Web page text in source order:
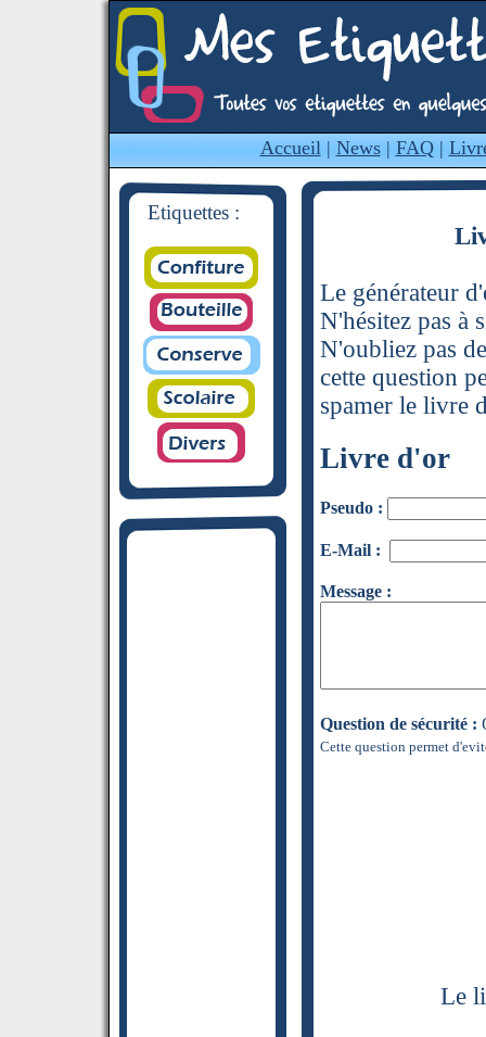
Accueil| News| FAQ|
Etiquettes :
Le générateur
N'hésitez pas à
N'oubliez pas
cette question
spamer le livre
Livre d'or
Pseudo :
E-Mail :
Message :
Question de sécurité :
Cette question permet
Le